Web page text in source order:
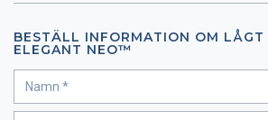
BESTÄLL INFORMATION OM
ELEGANT NEO™